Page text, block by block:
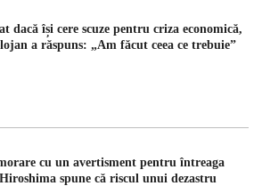
dacă își cere scuze pentru criza economică,
a răspuns: „Am făcut ceea ce trebuie”
cu un avertisment pentru întreaga
spune că riscul unui dezastru